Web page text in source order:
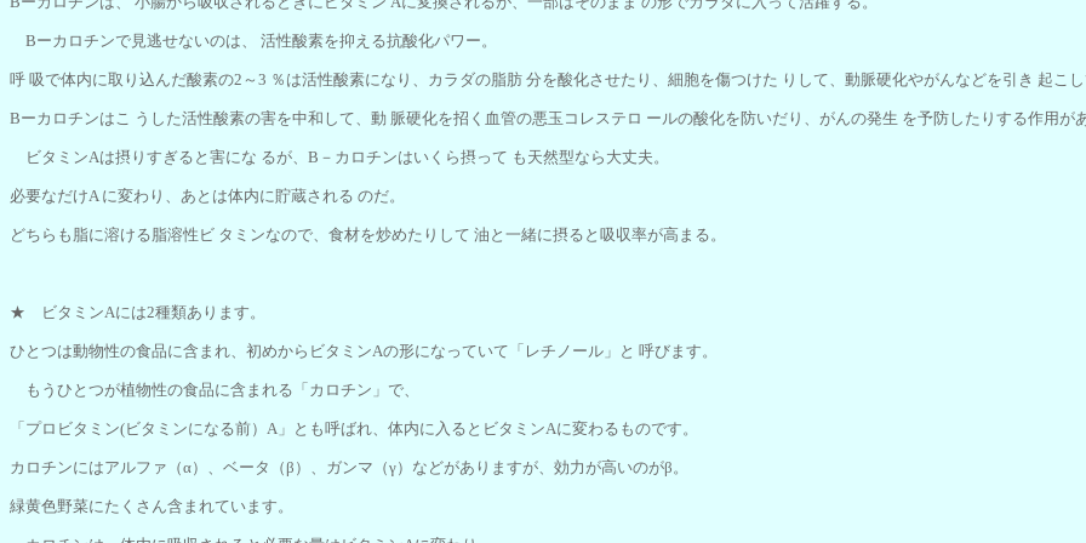
Bーカロチンで見逃せないのは、 活性酸素を抑える抗酸化パワー。
呼 吸で体内に取り込んだ酸素の2～3 ％は活性酸素になり、カラダの脂肪 分を酸化させたり、細胞を傷つけた りして、動脈硬化やがんなどを引き 起こし
Bーカロチンはこ うした活性酸素の害を中和して、動 脈硬化を招く血管の悪玉コレステロ ールの酸化を防いだり、がんの発生 を予防したりする作用があ
ビタミンAは摂りすぎると害にな るが、B－カロチンはいくら摂って も天然型なら大丈夫。
必要なだけA に変わり、あとは体内に貯蔵される のだ。
どちらも脂に溶ける脂溶性ビ タミンなので、食材を炒めたりして 油と一緒に摂ると吸収率が高まる。
★ ビタミンAには2種類あります。
ひとつは動物性の食品に含まれ、初めからビタミンAの形になっていて「レチノール」と 呼びます。
もうひとつが植物性の食品に含まれる「カロチン」で、
「プロビタミン(ビタミンになる前）A」とも呼ばれ、体内に入るとビタミンAに変わるものです。
カロチンにはアルファ（α）、ベータ（β）、ガンマ（γ）などがありますが、効力が高いのがβ。
緑黄色野菜にたくさん含まれています。